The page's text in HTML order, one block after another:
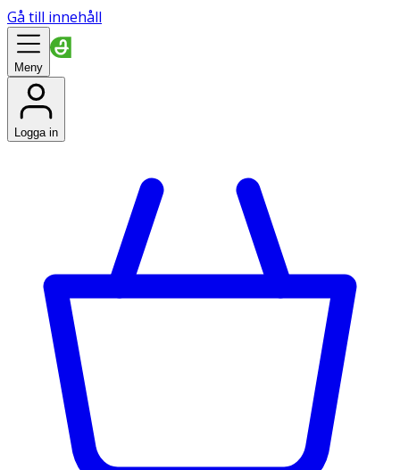
Gå till innehåll
Meny
Logga in